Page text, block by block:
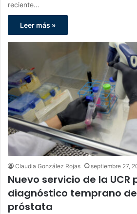
reciente…
Leer más »
Claudia González Rojas septiembre 27,
Nuevo servicio de la UCR
diagnóstico temprano
próstata